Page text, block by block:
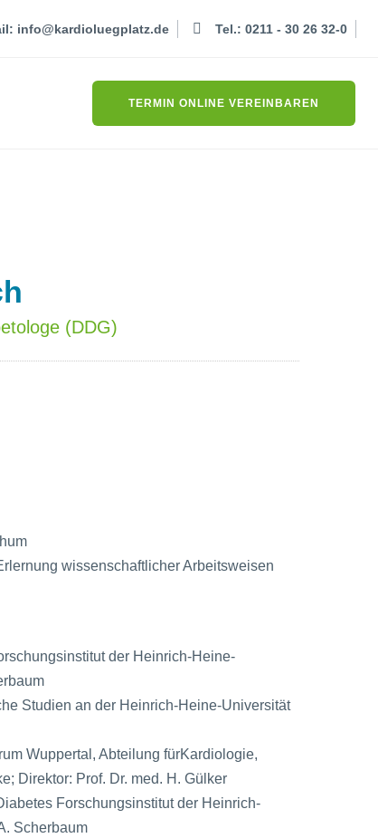
info@kardioluegplatz.de Tel.: 0211 - 30 26 32-0
TERMIN ONLINE VEREINBAREN
(DDG)
wissenschaftlicher Arbeitsweisen
der Heinrich-Heine-
Studien an der Heinrich-Heine-Universität
Wuppertal, Abteilung fürKardiologie,
Direktor: Prof. Dr. med. H. Gülker
Forschungsinstitut der Heinrich-
Scherbaum